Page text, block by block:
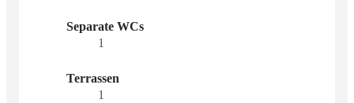
Separate WCs
1
Terrassen
1